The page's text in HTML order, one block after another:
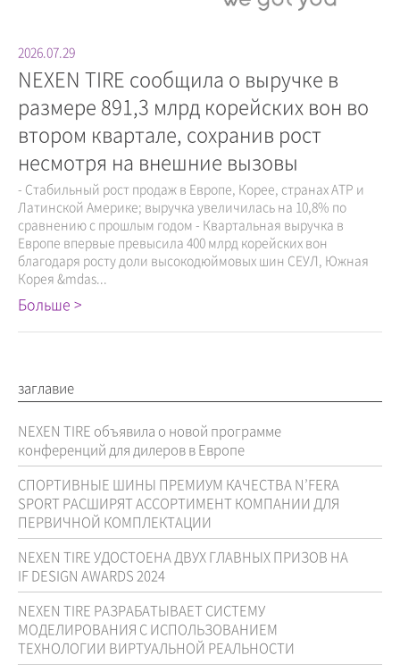
2026.07.29
NEXEN TIRE сообщила о выручке в
размере 891,3 млрд корейских вон во
втором квартале, сохранив рост
несмотря на внешние вызовы
- Стабильный рост продаж в Европе, Корее, странах АТР и
Латинской Америке; выручка увеличилась на 10,8% по
сравнению с прошлым годом - Квартальная выручка в
Европе впервые превысила 400 млрд корейских вон
благодаря росту доли высокодюймовых шин СЕУЛ, Южная
Корея &mdas...
Больше >
заглавие
NEXEN TIRE объявила о новой программе
конференций для дилеров в Европе
СПОРТИВНЫЕ ШИНЫ ПРЕМИУМ КАЧЕСТВА N’FERA
SPORT РАСШИРЯТ АССОРТИМЕНТ КОМПАНИИ ДЛЯ
ПЕРВИЧНОЙ КОМПЛЕКТАЦИИ
NEXEN TIRE УДОСТОЕНА ДВУХ ГЛАВНЫХ ПРИЗОВ НА
IF DESIGN AWARDS 2024
NEXEN TIRE РАЗРАБАТЫВАЕТ СИСТЕМУ
МОДЕЛИРОВАНИЯ С ИСПОЛЬЗОВАНИЕМ
ТЕХНОЛОГИИ ВИРТУАЛЬНОЙ РЕАЛЬНОСТИ